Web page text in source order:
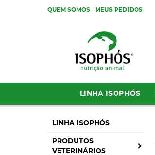
QUEM SOMOS MEUS PEDIDOS
LINHA ISOPHÓS
LINHA ISOPHÓS
PRODUTOS
VETERINÁRIOS